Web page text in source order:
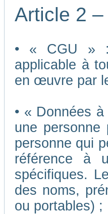
Article 2
• « CGU » :
applicable à
en œuvre par
• « Données
une personne
personne qui
référence à
spécifiques.
des noms,
ou portables) ;